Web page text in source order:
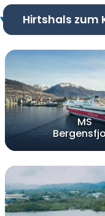
Hirtshals zum
MS